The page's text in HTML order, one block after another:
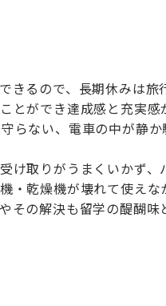
るので、長期休みは旅
とができ達成感と充実
らない、電車の中が静
取りがうまくいかず、
・乾燥機が壊れて使え
その解決も留学の醍醐